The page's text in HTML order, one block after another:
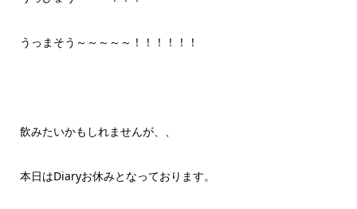
うっまそう～～～～～！！！！！！
飲みたいかもしれませんが、、
本日はDiaryお休みとなっております。